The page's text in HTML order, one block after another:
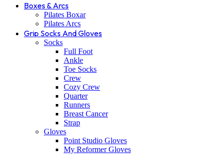
Boxes & Arcs
Pilates Boxar
Pilates Arcs
Grip Socks And Gloves
Socks
Full Foot
Ankle
Toe Socks
Crew
Cozy Crew
Quarter
Runners
Breast Cancer
Strap
Gloves
Point Studio Gloves
My Reformer Gloves